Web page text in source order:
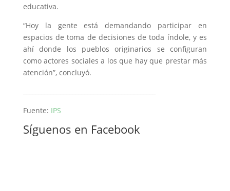
educativa.
“Hoy la gente está demandando participar en
espacios de toma de decisiones de toda índole, y es
ahí donde los pueblos originarios se configuran
como actores sociales a los que hay que prestar más
atención”, concluyó.
Fuente: IPS
Síguenos en Facebook